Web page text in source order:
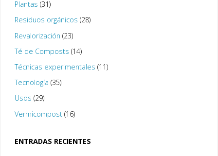
Plantas (31)
Residuos orgánicos (28)
Revalorización (23)
Té de Composts (14)
Técnicas experimentales (11)
Tecnología (35)
Usos (29)
Vermicompost(16)
ENTRADAS RECIENTES